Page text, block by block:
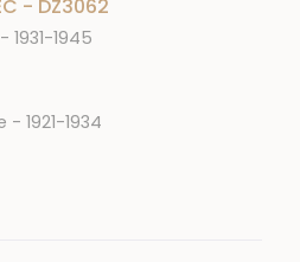
- DZ3062
1945
1921-1934